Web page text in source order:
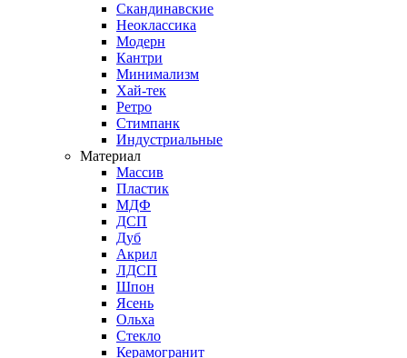
Скандинавские
Неоклассика
Модерн
Кантри
Минимализм
Хай-тек
Ретро
Стимпанк
Индустриальные
Материал
Массив
Пластик
МДФ
ДСП
Дуб
Акрил
ЛДСП
Шпон
Ясень
Ольха
Стекло
Керамогранит